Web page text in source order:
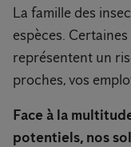
La famille des
espèces.
représentent un
proches, vos
Face à la
potentiels, nos